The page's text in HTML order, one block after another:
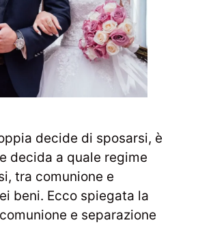
decide di sposarsi, è
decida a quale regime
tra comunione e
beni. Ecco spiegata la
e separazione